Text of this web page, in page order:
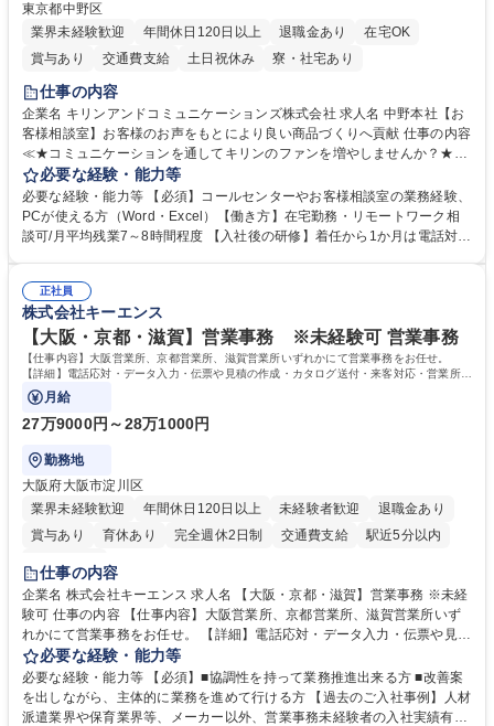
東京都中野区
業界未経験歓迎
年間休日120日以上 退職金あり
在宅OK
賞与あり
交通費支給 土日祝休み 寮・社宅あり
仕事の内容
企業名 キリンアンドコミュニケーションズ株式会社 求人名 中野本社【お
客様相談室】お客様のお声をもとにより良い商品づくりへ貢献 仕事の内容
≪★コミュニケーションを通してキリンのファンを増やしませんか？★≫
お客様のお声をより良い商品づくりに活かしていく上で、窓口となるお客
様相談室でのお仕事です。 日々お客様からいただくキリングループへのご
意見を、企業活動に活かしています。お客様からの声に迅速かつ誠意をも
って対応、情報提供するとともにグループ内活動に反映しています。 【具
平均100件前後■メール・手紙：同上40件前後 募集職種 中野本社【お客様
相談室】お客様のお声をもとにより良い商品づくりへ貢献
必要な経験・能力等
必要な経験・能力等 【必須】コールセンターやお客様相談室の業務経験、
PCが使える方（Word・Excel）【働き方】在宅勤務・リモートワーク相
談可/月平均残業7～8時間程度 【入社後の研修】着任から1か月は電話対応
すのでご安心ください。 【当社について】キリングループの広報機能を担
う会社として、お客様との出会いを大切にし、磨き上げたホスピタリティ
を込めてコミュニケーションをとりながら広報関連業務を行っておりま
す。 学歴・資格 学歴：大学院 大学 高専 短大 専修学校 高校 語学力： 資
格：
正社員
株式会社キーエンス
【大阪・京都・滋賀】営業事務 ※未経験可 営業事務
【仕事内容】大阪営業所、京都営業所、滋賀営業所いずれかにて営業事務をお任せ。
【詳細】電話応対・データ入力・伝票や見積の作成・カタログ送付・来客対応・営業所内
で発生する事務業務や業務改善をお任せ。
月給
27万9000円～28万1000円
勤務地
大阪府大阪市淀川区
業界未経験歓迎
年間休日120日以上 未経験者歓迎
退職金あり
賞与あり
育休あり 完全週休2日制 交通費支給
駅近5分以内
土日祝休み
仕事の内容
企業名 株式会社キーエンス 求人名 【大阪・京都・滋賀】営業事務 ※未経
験可 仕事の内容 【仕事内容】大阪営業所、京都営業所、滋賀営業所いず
れかにて営業事務をお任せ。 【詳細】電話応対・データ入力・伝票や見積
の作成・カタログ送付・来客対応・営業所内で発生する事務業務や業務改
善をお任せ。 【教育制度】ご入社後、育成担当とペアになりながらOJTに
て業務を覚えていただくことが可能です。業務システムがきちんと構築さ
れているため、スムーズに仕事に慣れることができる環境です。また、
必要な経験・能力等
必要な経験・能力等 【必須】■協調性を持って業務推進出来る方 ■改善案
を出しながら、主体的に業務を進めて行ける方 【過去のご入社事例】人材
派遣業界や保育業界等、メーカー以外、営業事務未経験者の入社実績有